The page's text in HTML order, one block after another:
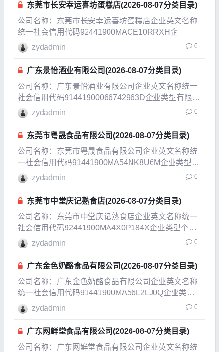
东莞市长安幸运喜坊蛋糕店(2026-08-07分类目录)
公司名称：东莞市长安幸运喜坊蛋糕店企业英文名称
统一社会信用代码92441900MACE10RRXH企
zydadmin
0
广东景怡酒业有限公司(2026-08-07分类目录)
公司名称：广东景怡酒业有限公司企业英文名称统一
社会信用代码91441900066742963D企业类型有限责
任公司(自然人投资或控股)企业经营状态开业企业成
立日期2013-04-27成立日期2020-10-26法定代表人蔡
伟清注册资本500
zydadmin 0
东莞市粤晟食品有限公司(2026-08-07分类目录)
公司名称：东莞市粤晟食品有限公司企业英文名称统
一社会信用代码91441900MA54NK8U6M企业类型有
限责任公司(自然人独资)企业经营状态注销企业成立
日期2020-05-18成立日期2020-09-30法定代表人曾成
注册资本5万人民币实
zydadmin 0
东莞市中堂庆记熟食店(2026-08-07分类目录)
公司名称：东莞市中堂庆记熟食店企业英文名称统一
社会信用代码92441900MA4X0P184X企业类型个体
工商户企业经营状态在业企业成立日期2017-08-17成
立日期2017-08-17法定代表人覃春庆
zydadmin 0
广东金色奶酪食品有限公司(2026-08-07分类目录)
公司名称：广东金色奶酪食品有限公司企业英文名称
统一社会信用代码91441900MA56L2LJ0Q企业类型
其他有限责任公司企业经营状态开业企业成立日期
2021-06-16成立日期2021-09-10法定代表人蔡建淳注
册资本1000万人民币实
zydadmin 0
广东网鲜堂食品有限公司(2026-08-07分类目录)
公司名称：广东网鲜堂食品有限公司企业英文名称统